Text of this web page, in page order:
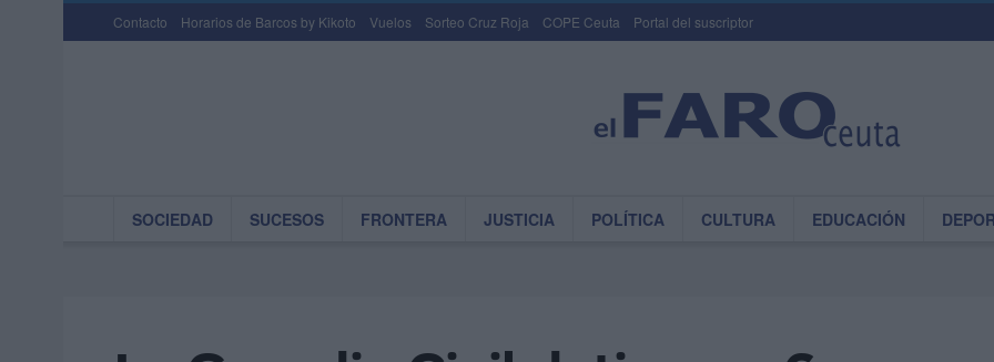
Contacto Horarios de Barcos by Kikoto Vuelos Sorteo Cruz Roja COPE Ceuta Portal del suscriptor
SOCIEDAD SUCESOS FRONTERA JUSTICIA POLÍTICA CULTURA EDUCACIÓN